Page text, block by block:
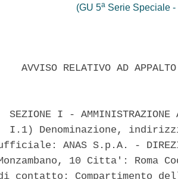
(GU 5aSerie Speciale -
AVVISO RELATIVO AD
SEZIONE I -
I.1) Denominazione,
ANAS S.p.A. -
10 Citta': Roma
contatto: Compartimento